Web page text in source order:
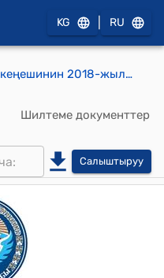
KG RU
Баетов айылдык кеңешинин 2018-жылдын 29-ноябрындагы № XXXIII/1 "ПРООНго Баетов айылынын көчөлөрүн жарыктандырууга жазылган долбоордон которулуп келген акча каражатын бекитүү жөнүндө" токтому
Шилтеме документтер
Салыштыруу